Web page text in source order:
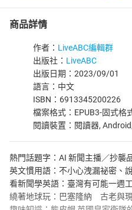
商品詳情
作者： LiveABC編輯群
出版社： LiveABC
出版日期：2023/09/01
語言：中文
ISBN：6913345200226
檔案格式：EPUB3-固式格
閱讀裝置：閱讀器,
熱門話題字：AI 新聞主播／抄襲
英文慣用語：不小心洩漏祕密、
看新聞學英語：臺灣有可能一週
繞著地球玩：巴塞隆納 古老與